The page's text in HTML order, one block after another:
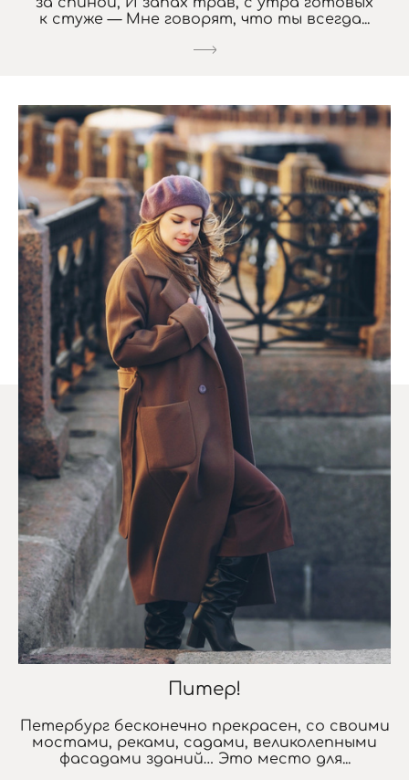
к стуже — Мне говорят, что ты всегда...
Питер!
Петербург бесконечно прекрасен, со своими
мостами, реками, садами, великолепными
фасадами зданий… Это место для...